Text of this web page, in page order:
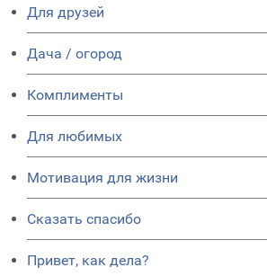
Для друзей
Дача / огород
Комплименты
Для любимых
Мотивация для жизни
Сказать спасибо
Привет, как дела?